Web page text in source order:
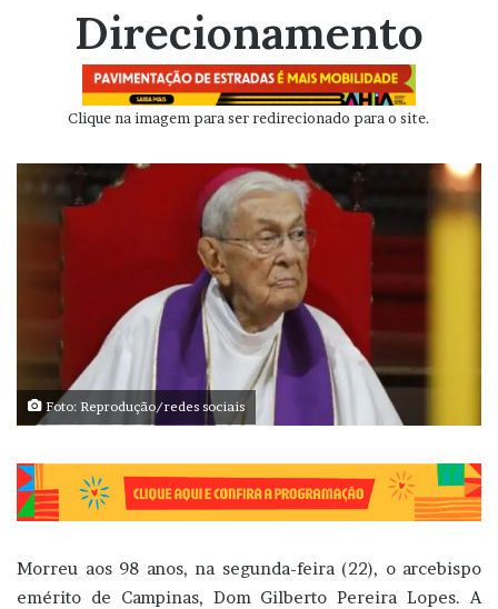
Direcionamento
Clique na imagem para ser redirecionado para o site.
Foto: Reprodução/redes sociais
Morreu aos 98 anos, na segunda-feira (22), o arcebispo
emérito de Campinas, Dom Gilberto Pereira Lopes. A